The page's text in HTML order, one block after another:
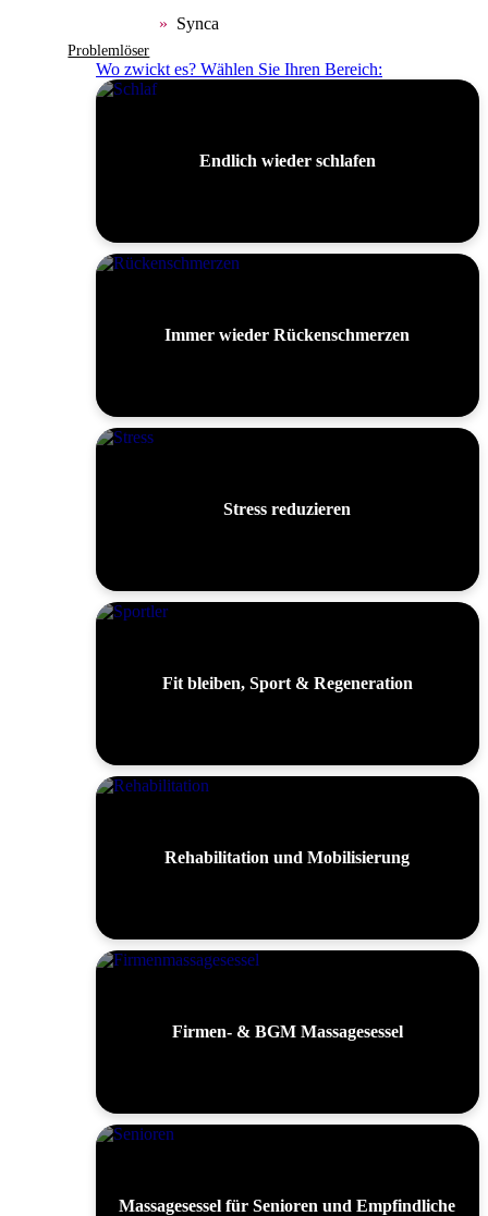
Synca
Problemlöser
Wo zwickt es? Wählen Sie Ihren Bereich:
Endlich wieder schlafen
Immer wieder Rückenschmerzen
Stress reduzieren
Fit bleiben, Sport & Regeneration
Rehabilitation und Mobilisierung
Firmen- & BGM Massagesessel
Massagesessel für Senioren und Empfindliche